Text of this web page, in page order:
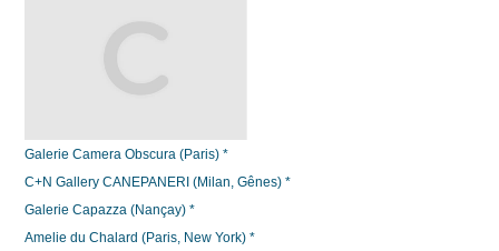
Galerie Camera Obscura (Paris) *
C+N Gallery CANEPANERI (Milan, Gênes) *
Galerie Capazza (Nançay) *
Amelie du Chalard (Paris, New York) *